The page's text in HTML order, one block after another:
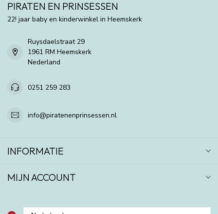
PIRATEN EN PRINSESSEN
22! jaar baby en kinderwinkel in Heemskerk
Ruysdaelstraat 29
1961 RM Heemskerk
Nederland
0251 259 283
info@piratenenprinsessen.nl
INFORMATIE
MIJN ACCOUNT